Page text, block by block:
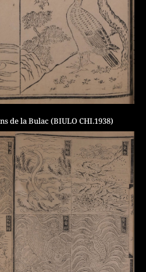
de la Bulac (BIULO CHI.1938)